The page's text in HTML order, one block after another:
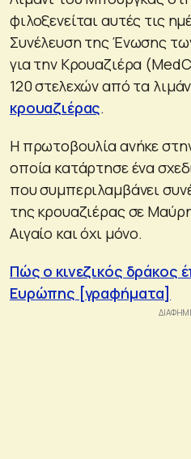
φιλοξενείται αυτές τις
Συνέλευση της Ένωσης
για την Κρουαζιέρα
120 στελεχών από τα
κρουαζιέρας.
Η πρωτοβουλία ανήκε
οποία κατάρτησε ένα
που συμπεριλαμβάνει
της κρουαζιέρας σε
Αιγαίο και όχι μόνο.
Πώς ο κινεζικός δράκος
Ευρώπης [γραφήματα]